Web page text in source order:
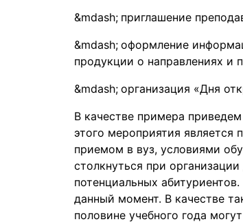
приглашение
оформление
продукции о направлениях и
организация «Дня
В качестве примера
этого мероприятия является
приемом в вуз, условиями
столкнуться при
потенциальных
данный момент. В качестве
половине учебного года